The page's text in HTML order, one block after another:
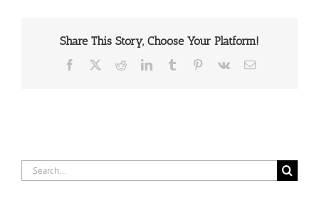
Share This Story, Choose Your Platform!
Facebook RedditLinkedInTumblr Pinterest
Vk Email
Search
for: